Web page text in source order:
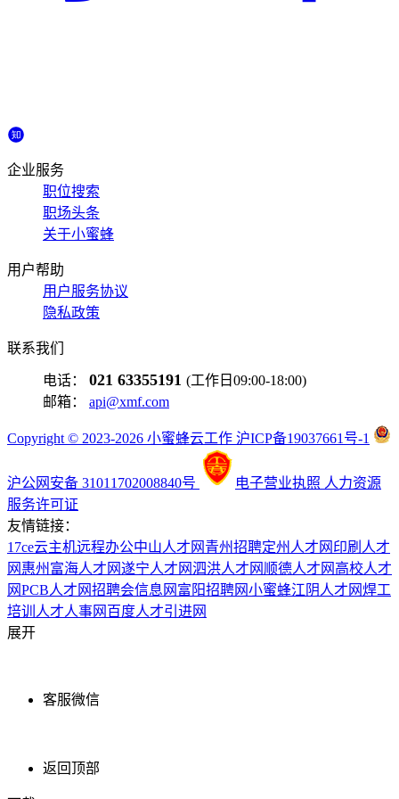
企业服务
职位搜索
职场头条
关于小蜜蜂
用户帮助
用户服务协议
隐私政策
联系我们
电话： 021 63355191 (工作日09:00-18:00)
邮箱： api@xmf.com
Copyright © 2023-2026 小蜜蜂云工作 沪ICP备19037661号-1
沪公网安备 31011702008840号 电子营业执照 人力资源
服务许可证
友情链接：
17ce云主机远程办公中山人才网 青州招聘定州人才网 印刷人才
网 惠州富海人才网遂宁人才网泗洪人才网 顺德人才网 高校人才
网PCB人才网招聘会信息网 富阳招聘网小蜜蜂江阴人才网焊工
培训 人才人事网 百度人才引进网
展开
客服微信
返回顶部